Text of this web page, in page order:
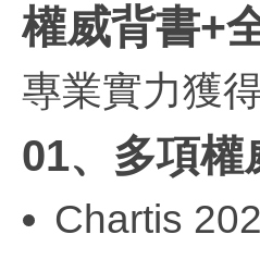
權威背書+
專業實力獲
01、多項權
Chartis